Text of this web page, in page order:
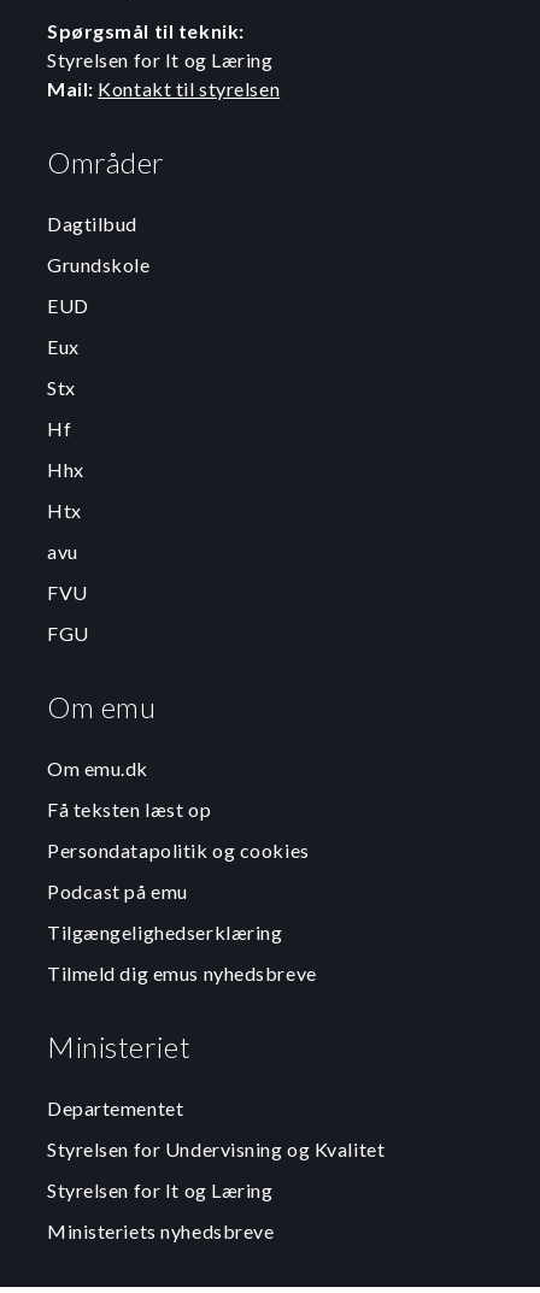
Spørgsmål til teknik:
Styrelsen for It og Læring
Mail: Kontakt til styrelsen
Områder
Dagtilbud
Grundskole
EUD
Eux
Stx
Hf
Hhx
Htx
avu
FVU
FGU
Om emu
Om emu.dk
Få teksten læst op
Persondatapolitik og cookies
Podcast på emu
Tilgængelighedserklæring
Tilmeld dig emus nyhedsbreve
Ministeriet
Departementet
Styrelsen for Undervisning og Kvalitet
Styrelsen for It og Læring
Ministeriets nyhedsbreve